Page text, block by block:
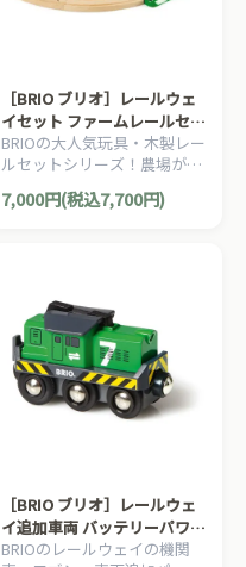
［BRIO ブリオ］レールウェ
イセット ファームレールセッ
ト
BRIOの大人気玩具・木製レー
ルセットシリーズ！農場がモ
ターターセット。20ピース。
7,000円(税込7,700円)
［BRIO ブリオ］レールウェ
イ追加車両 バッテリーパワー
貨物輸送エンジン
BRIOのレールウェイの機関